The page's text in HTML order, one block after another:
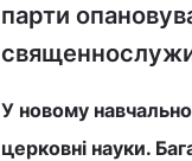
парти
У новому
церковні науки.